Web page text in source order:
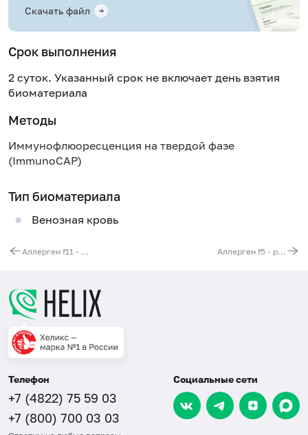
Скачать файл
Срок выполнения
2 суток. Указанный срок не включает день взятия
биоматериала
Методы
Иммунофлюоресценция на твердой фазе
(ImmunoCAP)
Тип биоматериала
Венозная кровь
Аллерген f11 - гречиха, гречневая мука, IgE (ImmunoCAP) Аллерген f5 - рожь, ржаная мука, IgE (ImmunoCAP)
Телефон
+7 (4822) 75 59 03
+7 (800) 700 03 03
Социальные сети